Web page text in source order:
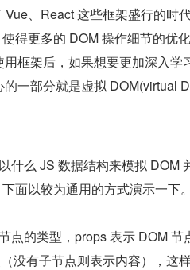
、React 这些框架盛行的时
得更多的 DOM 操作细节的优
框架后，如果想要更加深入学
一部分就是虚拟 DOM(virtual
什么 JS 数据结构来模拟 DOM
面以较为通用的方式演示一下
点的类型，props 表示 DOM 节
没有子节点则表示内容），这